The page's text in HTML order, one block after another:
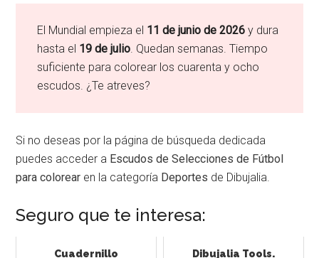
El Mundial empieza el 11 de junio de 2026 y dura
hasta el 19 de julio. Quedan semanas. Tiempo
suficiente para colorear los cuarenta y ocho
escudos. ¿Te atreves?
Si no deseas por la página de búsqueda dedicada
puedes acceder a Escudos de Selecciones de Fútbol
para colorear en la categoría Deportes de Dibujalia.
Seguro que te interesa:
Cuadernillo
Dibujalia Tools.